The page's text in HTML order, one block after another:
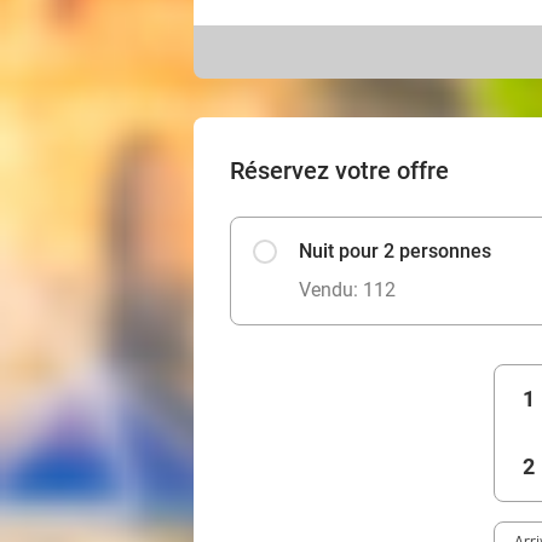
Réservez votre offre
Nuit pour 2 personnes
Vendu: 112
1
2